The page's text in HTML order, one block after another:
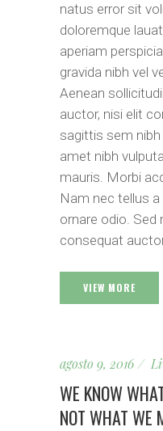
natus error sit
doloremque
aperiam
gravida nibh vel
Aenean
auctor, nisi elit
sagittis sem
amet nibh
mauris. Morbi
Nam nec tellus
ornare odio. Sed
consequat
VIEW MORE
agosto 9, 2016
WE KNOW
NOT WHAT WE